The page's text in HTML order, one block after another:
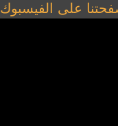
على الفيسبوك